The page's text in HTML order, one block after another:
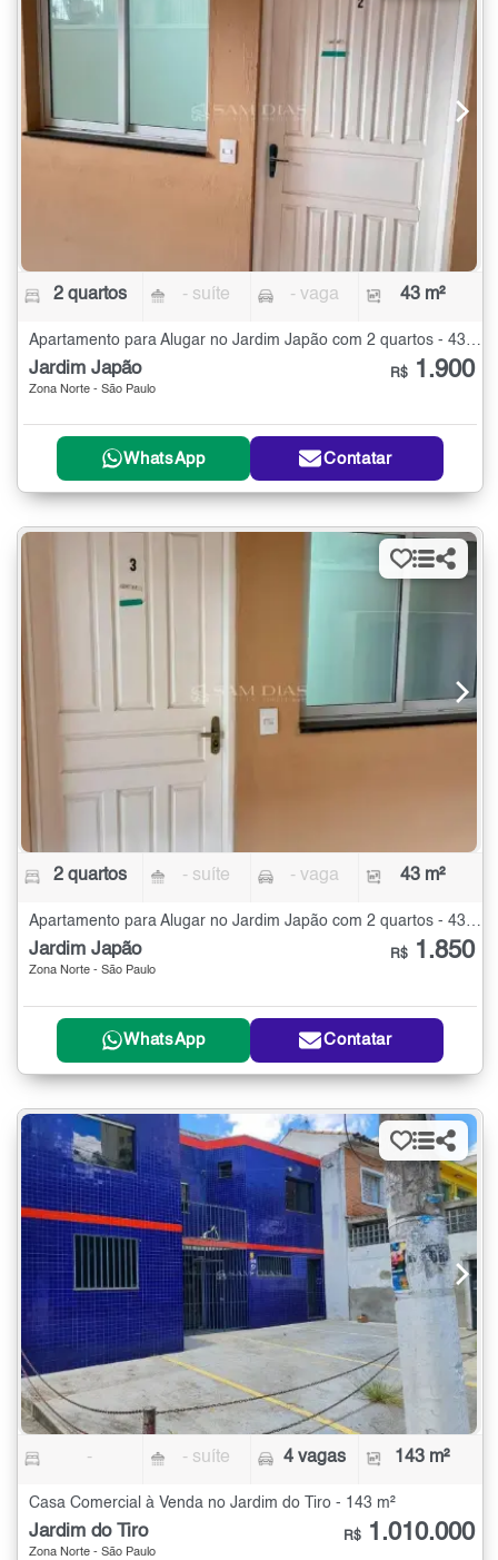
2 quartos - suíte - vaga 43 m²
Apartamento para Alugar no Jardim Japão com 2 quartos - 43 m²
Jardim Japão
Zona Norte - São Paulo
R$ 1.900
WhatsApp Contatar
2 quartos - suíte - vaga 43 m²
Apartamento para Alugar no Jardim Japão com 2 quartos - 43 m²
Jardim Japão
Zona Norte - São Paulo
R$ 1.850
WhatsApp Contatar
- - suíte 4 vagas 143 m²
Casa Comercial à Venda no Jardim do Tiro - 143 m²
Jardim do Tiro
Zona Norte - São Paulo
R$ 1.010.000